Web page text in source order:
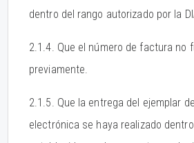
dentro del rango autorizado por la
2.1.4. Que el número de factura no
previamente.
2.1.5. Que la entrega del ejemplar
electrónica se haya realizado